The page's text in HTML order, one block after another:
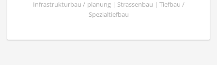
Infrastrukturbau /-planung | Strassenbau | Tiefbau /
Spezialtiefbau